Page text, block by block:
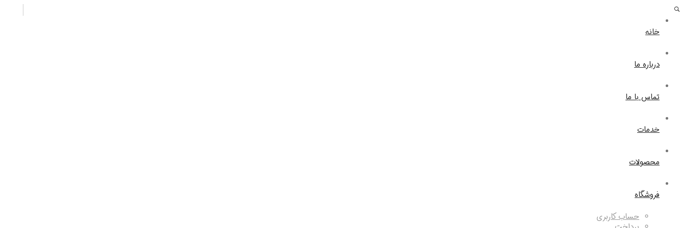
خانه
درباره ما
تماس با ما
خدمات
محصولات
فروشگاه
حساب کاربری